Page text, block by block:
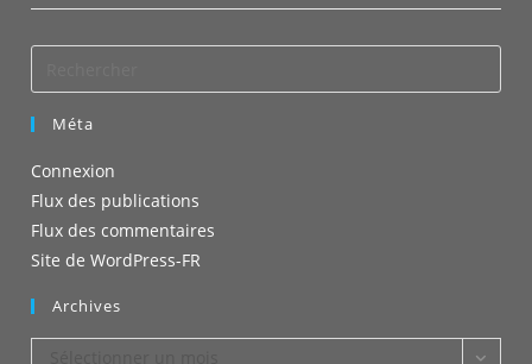
Méta
Connexion
Flux des publications
Flux des commentaires
Site de WordPress-FR
Archives